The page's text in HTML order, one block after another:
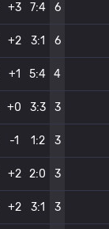
+3 7:4 6
+2 3:1 6
+1 5:4 4
+0 3:3 3
-1 1:2 3
+2 2:0 3
+2 3:1 3